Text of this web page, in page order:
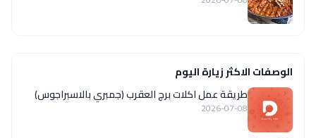
الوصفات الاكثر زيارة اليوم
طريقة عمل اكلات برج العقرب (جمبري بالاسبراجوس)
2026-07-08